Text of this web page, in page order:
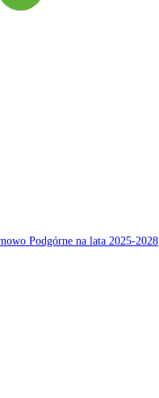
Podgórne na lata 2025-2028